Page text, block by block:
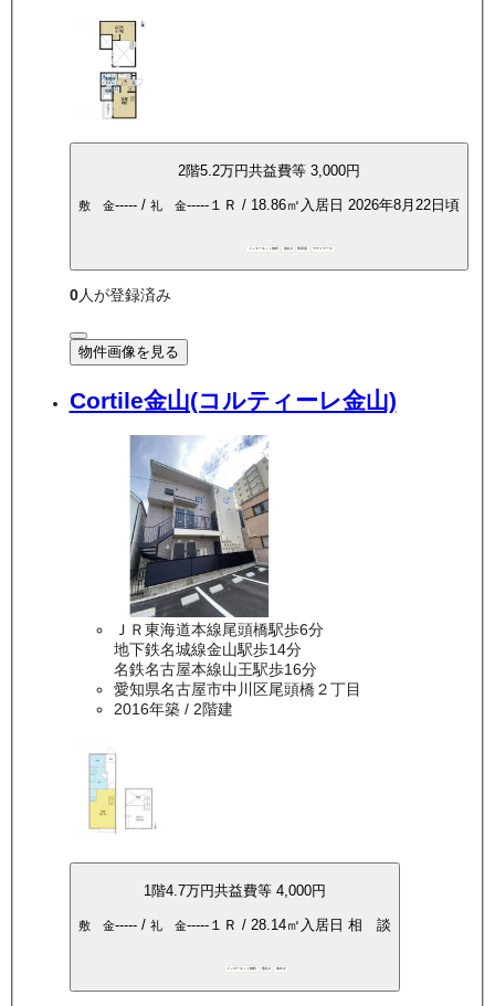
2階5.2万円共益費等 3,000円
敷 金-----/ 礼 金-----１Ｒ / 18.86㎡ 入居日 2026年8月22日頃
インターネット無料 敷礼0 角部屋 デザイナーズ
0人が登録済み
物件画像を見る
Cortile金山(コルティーレ金山)
ＪＲ東海道本線尾頭橋駅歩6分
地下鉄名城線金山駅歩14分
名鉄名古屋本線山王駅歩16分
愛知県名古屋市中川区尾頭橋２丁目
2016年築/ 2階建
1階4.7万円共益費等 4,000円
敷 金-----/ 礼 金-----１Ｒ / 28.14㎡ 入居日 相 談
インターネット無料 敷礼0 南向き